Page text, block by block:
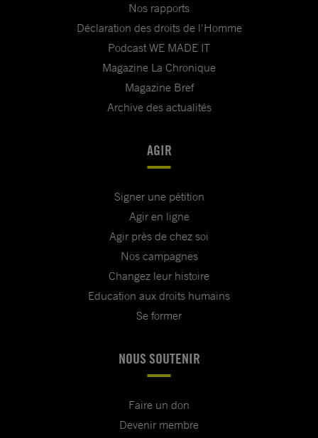
Nos rapports
Déclaration des droits de l'Homme
Podcast WE MADE IT
Magazine La Chronique
Magazine Bref
Archive des actualités
AGIR
Signer une pétition
Agir en ligne
Agir près de chez soi
Nos campagnes
Changez leur histoire
Education aux droits humains
Se former
NOUS SOUTENIR
Faire un don
Devenir membre